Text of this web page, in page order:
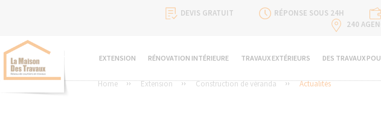
DEVIS GRATUIT RÉPONSE SOUS 24H
240
EXTENSION RÉNOVATION INTÉRIEURE TRAVAUX EXTÉRIEURS DES TRAVAUX
Home Extension Construction de véranda Actualités